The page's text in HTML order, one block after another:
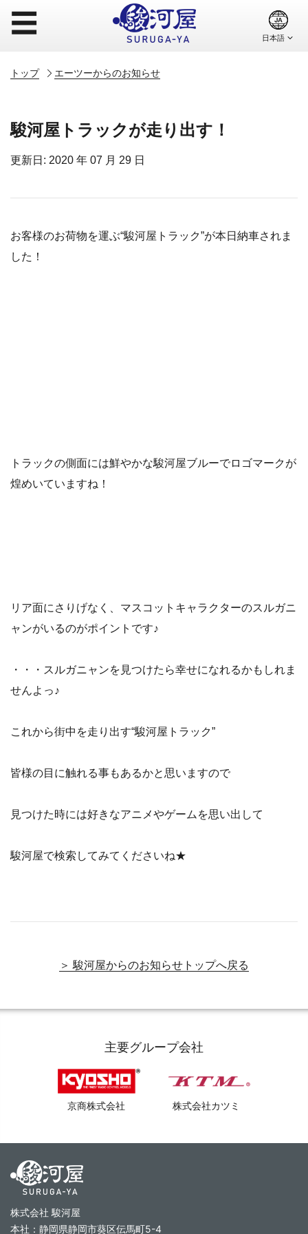
☰
トップ エーツーからのお知らせ
駿河屋トラックが走り出す！
更新日: 2020 年 07 月 29 日
お客様のお荷物を運ぶ“駿河屋トラック”が本日納車されま
した！
トラックの側面には鮮やかな駿河屋ブルーでロゴマークが
煌めいていますね！
リア面にさりげなく、マスコットキャラクターのスルガニ
ャンがいるのがポイントです♪
・・・スルガニャンを見つけたら幸せになれるかもしれま
せんよっ♪
これから街中を走り出す“駿河屋トラック”
皆様の目に触れる事もあるかと思いますので
見つけた時には好きなアニメやゲームを思い出して
駿河屋で検索してみてくださいね★
＞ 駿河屋からのお知らせトップへ戻る
主要グループ会社
京商株式会社 株式会社カツミ
株式会社 駿河屋
本社：静岡県静岡市葵区伝馬町5-4